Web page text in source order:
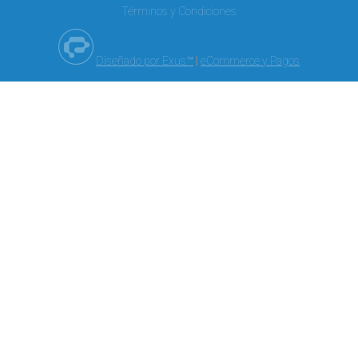
Términos y Condiciones
Diseñado por Exus™ eCommerce y Pagos